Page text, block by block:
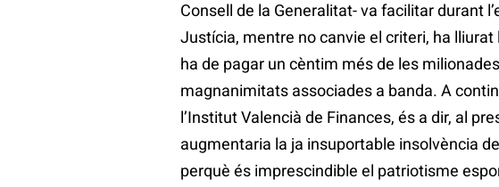
Consell de la Generalitat- va facilitar durant
Justícia, mentre no canvie el criteri, ha
ha de pagar un cèntim més de les
magnanimitats associades a banda. A
l’Institut Valencià de Finances, és a dir, al
augmentaria la ja insuportable insolvència
perquè és imprescindible el patriotisme